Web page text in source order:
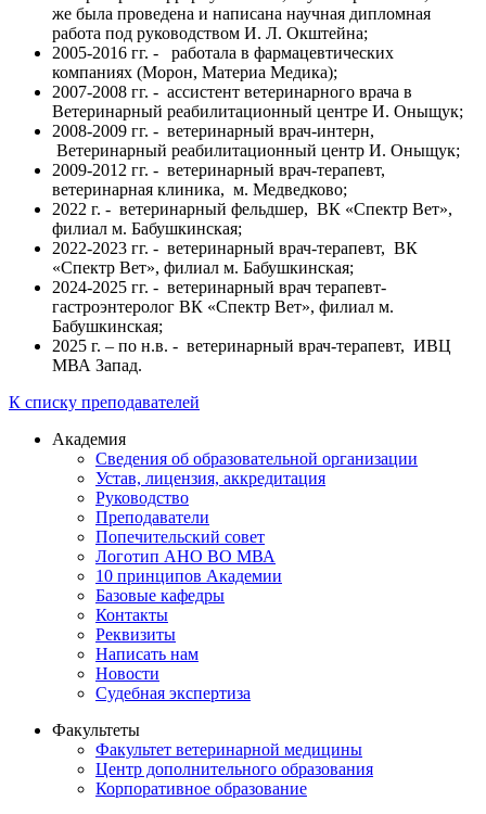
же была проведена и написана научная дипломная
работа под руководством И. Л. Окштейна;
2005-2016 гг. - работала в фармацевтических
компаниях (Морон, Материа Медика);
2007-2008 гг. - ассистент ветеринарного врача в
Ветеринарный реабилитационный центре И. Оныщук;
2008-2009 гг. - ветеринарный врач-интерн,
Ветеринарный реабилитационный центр И. Оныщук;
2009-2012 гг. - ветеринарный врач-терапевт,
ветеринарная клиника, м. Медведково;
2022 г. - ветеринарный фельдшер, ВК «Спектр Вет»,
филиал м. Бабушкинская;
2022-2023 гг. - ветеринарный врач-терапевт, ВК
«Спектр Вет», филиал м. Бабушкинская;
2024-2025 гг. - ветеринарный врач терапевт-
гастроэнтеролог ВК «Спектр Вет», филиал м.
Бабушкинская;
2025 г. – по н.в. - ветеринарный врач-терапевт, ИВЦ
МВА Запад.
К списку преподавателей
Академия
Сведения об образовательной организации
Устав, лицензия, аккредитация
Руководство
Преподаватели
Попечительский совет
Логотип АНО ВО МВА
10 принципов Академии
Базовые кафедры
Контакты
Реквизиты
Написать нам
Новости
Судебная экспертиза
Факультеты
Факультет ветеринарной медицины
Центр дополнительного образования
Корпоративное образование